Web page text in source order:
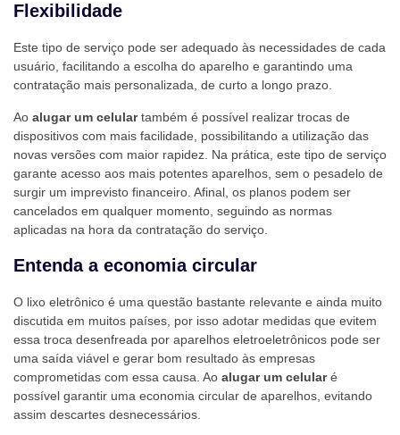
Flexibilidade
Este tipo de serviço pode ser adequado às necessidades de cada
usuário, facilitando a escolha do aparelho e garantindo uma
contratação mais personalizada, de curto a longo prazo.
Ao alugar um celulartambém é possível realizar trocas de
dispositivos com mais facilidade, possibilitando a utilização das
novas versões com maior rapidez. Na prática, este tipo de serviço
garante acesso aos mais potentes aparelhos, sem o pesadelo de
surgir um imprevisto financeiro. Afinal, os planos podem ser
cancelados em qualquer momento, seguindo as normas
aplicadas na hora da contratação do serviço.
Entenda a economia circular
O lixo eletrônico é uma questão bastante relevante e ainda muito
discutida em muitos países, por isso adotar medidas que evitem
essa troca desenfreada por aparelhos eletroeletrônicos pode ser
uma saída viável e gerar bom resultado às empresas
comprometidas com essa causa. Ao alugar um celularé
possível garantir uma economia circular de aparelhos, evitando
assim descartes desnecessários.